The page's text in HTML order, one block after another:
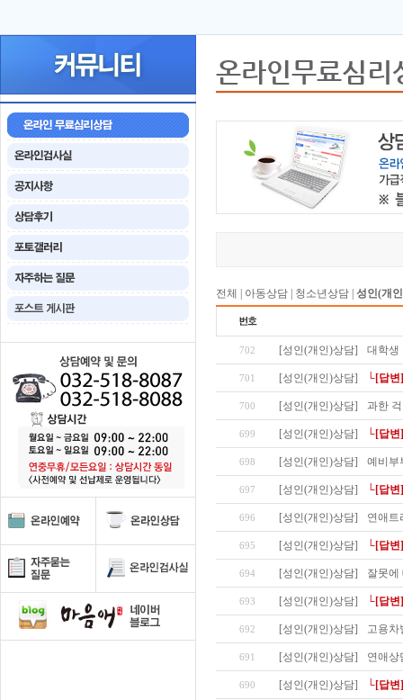
온라인무료심리
전체 아동상담 청소년상담 성인(개
702 [성인(개인)상담] 대학생
701 [성인(개인)상담] └[답변]
700 [성인(개인)상담] 과한
699 [성인(개인)상담] └[답변]
698 [성인(개인)상담] 예비부
697 [성인(개인)상담] └[답변]
696 [성인(개인)상담] 연애트
695 [성인(개인)상담] └[답변]
694 [성인(개인)상담] 잘못에
693 [성인(개인)상담] └[답변]
692 [성인(개인)상담] 고용차
691 [성인(개인)상담] 연애상
690 [성인(개인)상담] └[답변]